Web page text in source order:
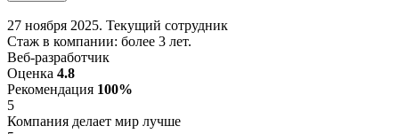
27 ноября 2025. Текущий сотрудник
Стаж в компании: более 3 лет.
Веб-разработчик
Оценка 4.8
Рекомендация 100%
5
Компания делает мир лучше